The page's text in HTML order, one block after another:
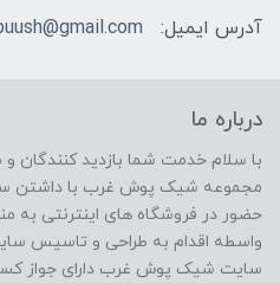
آدرس ایمیل:
درباره ما
با سلام خدمت شما بازدید کنندگان
مجموعه شیک پوش غرب با داشتن
حضور در فروشگاه های اینترنتی
واسطه اقدام به طراحی و تاسیس
سایت شیک پوش غرب دارای جواز کسب